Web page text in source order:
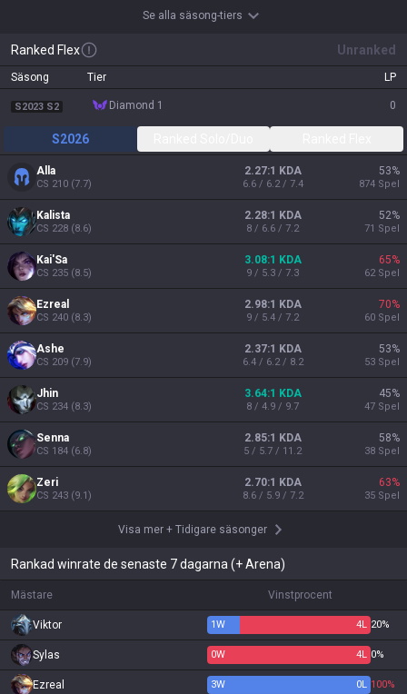
Se alla säsong-tiers
Ranked Flex Unranked
Säsong Tier LP
S2023 S2 diamond 1 0
S2026
Alla
CS 210 (7.7)
2.27:1 KDA
6.6 / 6.2 / 7.4
53%
874 Spel
Kalista
CS 228 (8.6)
2.28:1 KDA
8 / 6.6 / 7.2
52%
71 Spel
Kai'Sa
CS 235 (8.5)
3.08:1 KDA
9 / 5.3 / 7.3
65%
62 Spel
Ezreal
CS 240 (8.3)
2.98:1 KDA
9 / 5.4 / 7.2
70%
60 Spel
Ashe
CS 209 (7.9)
2.37:1 KDA
6.4 / 6.2 / 8.2
53%
53 Spel
Jhin
CS 234 (8.3)
3.64:1 KDA
8 / 4.9 / 9.7
45%
47 Spel
Senna
CS 184 (6.8)
2.85:1 KDA
5 / 5.7 / 11.2
58%
38 Spel
Zeri
CS 243 (9.1)
2.70:1 KDA
8.6 / 5.9 / 7.2
63%
35 Spel
Visa mer + Tidigare säsonger
Rankad winrate de senaste 7 dagarna (+ Arena)
Mästare Vinstprocent
Viktor 1W 4L 20%
Sylas 0W 4L 0%
Ezreal 3W 0L 100%